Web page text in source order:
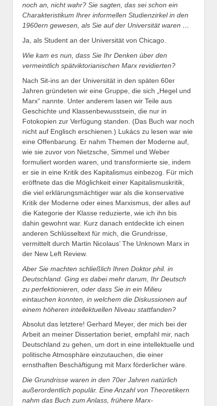
noch an, nicht wahr? Sie sagten, das sei schon ein
Charakteristikum Ihrer informellen Studienzirkel in den
1960ern gewesen, als Sie auf der Universität waren …
Ja, als Student an der Universität von Chicago.
Wie kam es nun, dass Sie Ihr Denken über den
vermeintlich spätviktorianischen Marx revidierten?
Nach Sit-ins an der Universität in den späten 60er
Jahren gründeten wir eine Gruppe, die sich „Hegel und
Marx“ nannte. Unter anderem lasen wir Teile aus
Geschichte und Klassenbewusstsein, die nur in
Fotokopien zur Verfügung standen. (Das Buch war noch
nicht auf Englisch erschienen.) Lukács zu lesen war wie
eine Offenbarung. Er nahm Themen der Moderne auf,
wie sie zuvor von Nietzsche, Simmel und Weber
formuliert worden waren, und transformierte sie, indem
er sie in eine Kritik des Kapitalismus einbezog. Für mich
eröffnete das die Möglichkeit einer Kapitalismuskritik,
die viel erklärungsmächtiger war als die konservative
Kritik der Moderne oder eines Marxismus, der alles auf
die Kategorie der Klasse reduzierte, wie ich ihn bis
dahin gewohnt war. Kurz danach entdeckte ich einen
anderen Schlüsseltext für mich, die Grundrisse,
vermittelt durch Martin Nicolaus’ The Unknown Marx in
der New Left Review.
Aber Sie machten schließlich Ihren Doktor phil. in
Deutschland. Ging es dabei mehr darum, Ihr Deutsch
zu perfektionieren, oder dass Sie in ein Milieu
eintauchen konnten, in welchem die Diskussionen auf
einem höheren intellektuellen Niveau stattfanden?
Absolut das letztere! Gerhard Meyer, der mich bei der
Arbeit an meiner Dissertation beriet, empfahl mir, nach
Deutschland zu gehen, um dort in eine intellektuelle und
politische Atmosphäre einzutauchen, die einer
ernsthaften Beschäftigung mit Marx förderlicher wäre.
Die Grundrisse waren in den 70er Jahren natürlich
außerordentlich populär. Eine Anzahl von Theoretikern
nahm das Buch zum Anlass, frühere Marx-